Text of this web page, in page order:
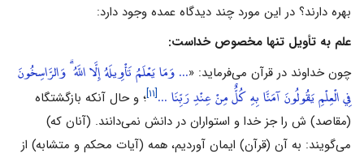
بهره دارند؟ در این مورد چند دیدگاه عمده وجود دارد:
علم به تأویل تنها مخصوص خداست:
چون خداوند در قرآن مى‌فرماید: «... وَمَا يَعْلَمُ تَأْوِيلَهُ إِلَّا اللَّهُ ۗ وَالرَّاسِخُونَ
فِي الْعِلْمِ يَقُولُونَ آمَنَّا بِهِ كُلٌّ مِنْ عِنْدِ رَبِّنَا ...[۱۱] ؛ و حال آنکه بازگشتگاه
(مقاصد) ش را جز خدا و استواران در دانش نمى‌دانند. (آنان که)
مى‌گویند: به آن (قرآن) ایمان آوردیم، همه (آیات محکم و متشابه) از